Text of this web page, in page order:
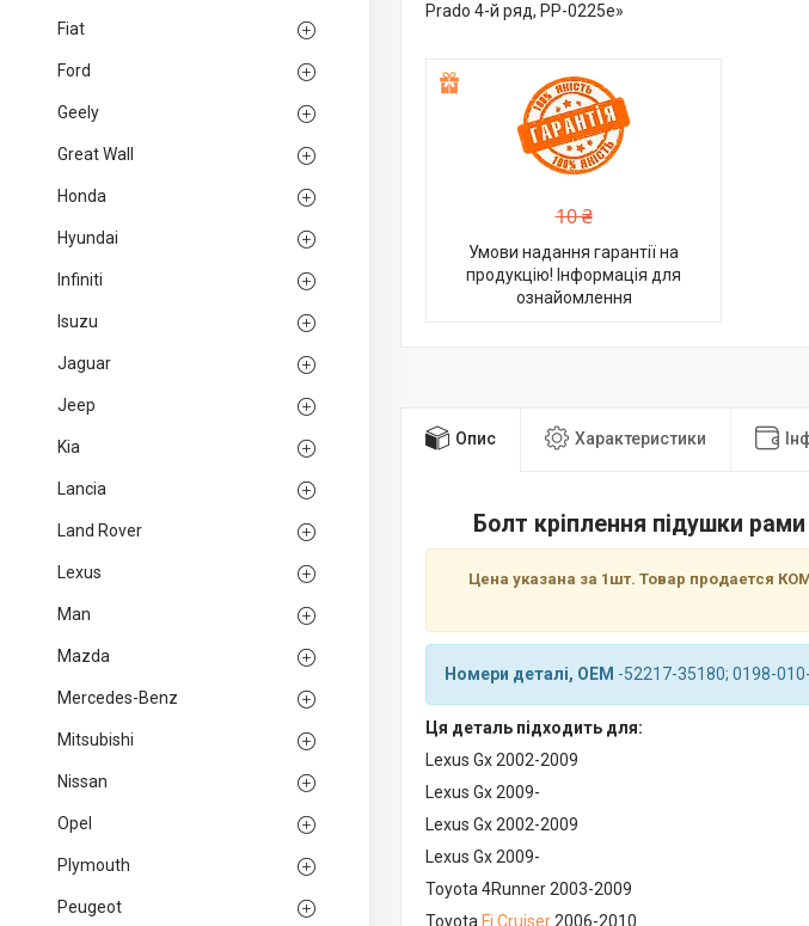
Fiat
Ford
Geely
Great Wall
Honda
Hyundai
Infiniti
Isuzu
Jaguar
Jeep
Kia
Lancia
Land Rover
Lexus
Man
Mazda
Mercedes-Benz
Mitsubishi
Nissan
Opel
Plymouth
Peugeot
Prado 4-й ряд, PP-0225e»
10 ₴
Умови надання гарантії на
продукцію! Інформація для
ознайомлення
Опис Характеристики
Болт кріплення підушки
Цена указана за 1шт. Товар продается
Номери деталі, OEM -52217-35180; 0198-
Ця деталь підходить для:
Lexus Gx 2002-2009
Lexus Gx 2009-
Lexus Gx 2002-2009
Lexus Gx 2009-
Toyota 4Runner 2003-2009
Toyota Fj Cruiser2006-2010